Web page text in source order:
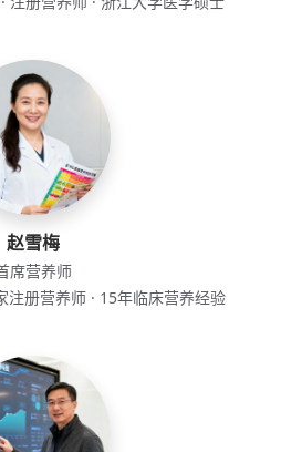
赵雪梅
席营养师
注册营养师 · 15年临床营养经验